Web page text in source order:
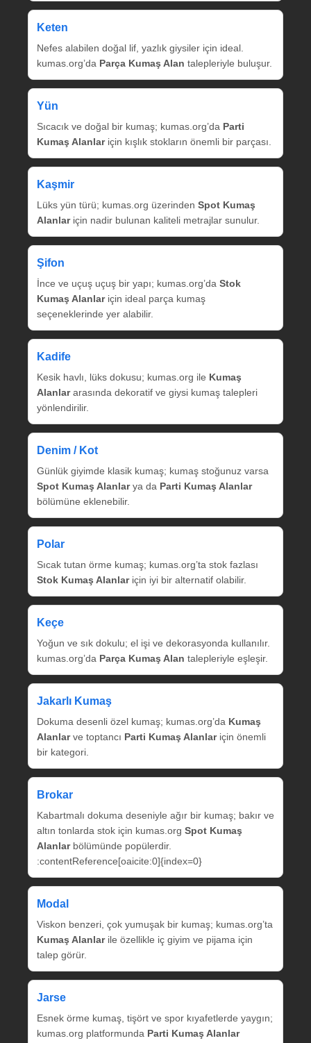
Keten
Nefes alabilen doğal lif, yazlık giysiler için ideal.
kumas.org’da Parça Kumaş Alan talepleriyle buluşur.
Yün
Sıcacık ve doğal bir kumaş; kumas.org’da Parti
Kumaş Alanlariçin kışlık stokların önemli bir parçası.
Kaşmir
Lüks yün türü; kumas.org üzerinden Spot Kumaş
Alanlariçin nadir bulunan kaliteli metrajlar sunulur.
Şifon
İnce ve uçuş uçuş bir yapı; kumas.org’da Stok
Kumaş Alanlariçin ideal parça kumaş
seçeneklerinde yer alabilir.
Kadife
Kesik havlı, lüks dokusu; kumas.org ile Kumaş
Alanlararasında dekoratif ve giysi kumaş talepleri
yönlendirilir.
Denim / Kot
Günlük giyimde klasik kumaş; kumaş stoğunuz varsa
Spot Kumaş Alanlarya da Parti Kumaş Alanlar
bölümüne eklenebilir.
Polar
Sıcak tutan örme kumaş; kumas.org’ta stok fazlası
Stok Kumaş Alanlariçin iyi bir alternatif olabilir.
Keçe
Yoğun ve sık dokulu; el işi ve dekorasyonda kullanılır.
kumas.org’da Parça Kumaş Alan talepleriyle eşleşir.
Jakarlı Kumaş
Dokuma desenli özel kumaş; kumas.org’da Kumaş
Alanlarve toptancı Parti Kumaş Alanlariçin önemli
bir kategori.
Brokar
Kabartmalı dokuma deseniyle ağır bir kumaş; bakır ve
altın tonlarda stok için kumas.org Spot Kumaş
Alanlarbölümünde popülerdir.
:contentReference[oaicite:0]{index=0}
Modal
Viskon benzeri, çok yumuşak bir kumaş; kumas.org’ta
Kumaş Alanlarile özellikle iç giyim ve pijama için
talep görür.
Jarse
Esnek örme kumaş, tişört ve spor kıyafetlerde yaygın;
kumas.org platformunda Parti Kumaş Alanlar